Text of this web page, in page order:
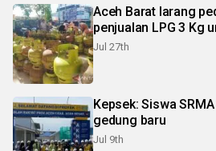
Aceh Barat larang
penjualan LPG 3 Kg
Jul 27th
Kepsek: Siswa
gedung baru
Jul 9th